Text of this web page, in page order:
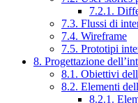
7.2.1.
7.3. Flussi di
7.4. Wireframe
7.5. Prototipi
8. Progettazione
8.1. Obiettivi
8.2. Elementi
8.2.1.